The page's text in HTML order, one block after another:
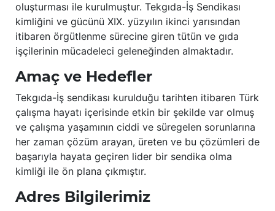
oluşturması ile kurulmuştur. Tekgıda-İş Sendikası
kimliğini ve gücünü XIX. yüzyılın ikinci yarısından
itibaren örgütlenme sürecine giren tütün ve gıda
işçilerinin mücadeleci geleneğinden almaktadır.
Amaç ve Hedefler
Tekgıda-İş sendikası kurulduğu tarihten itibaren Türk
çalışma hayatı içerisinde etkin bir şekilde var olmuş
ve çalışma yaşamının ciddi ve süregelen sorunlarına
her zaman çözüm arayan, üreten ve bu çözümleri de
başarıyla hayata geçiren lider bir sendika olma
kimliği ile ön plana çıkmıştır.
Adres Bilgilerimiz